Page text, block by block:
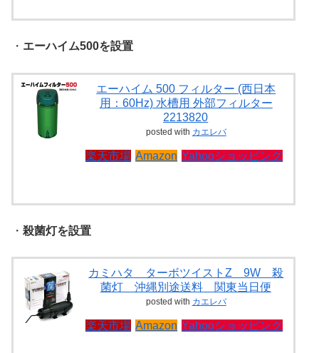
・ エーハイム500を設置
エーハイム 500 フィルター (西日本
用：60Hz) 水槽用 外部フィルター
2213820
posted with カエレバ
楽天市場 Amazon Yahooショッピング
・ 殺菌灯を設置
カミハタ ターボツイストZ 9W 殺
菌灯 沖縄別途送料 関東当日便
posted with カエレバ
楽天市場 Amazon Yahooショッピング